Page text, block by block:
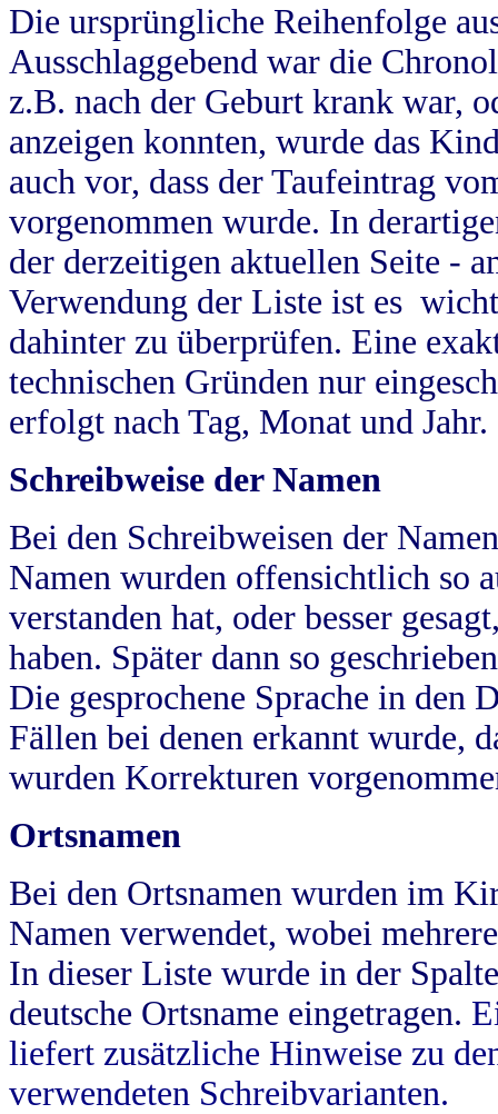
Die ursprüngliche Reihenfolge
Ausschlaggebend war die
z.B. nach der Geburt krank war,
anzeigen konnten, wurde das
auch vor, dass der Taufeintrag
vorgenommen wurde. In
der derzeitigen aktuellen Seite -
Verwendung der Liste ist es
dahinter zu überprüfen. Eine
technischen Gründen nur
erfolgt nach Tag, Monat und Jahr.
Schreibweise der Namen
Bei den Schreibweisen der
Namen wurden offensichtlich so
verstanden hat, oder besser
haben. Später dann so
Die gesprochene Sprache in
Fällen bei denen erkannt wurde,
wurden Korrekturen
Ortsnamen
Bei den Ortsnamen wurden im
Namen verwendet, wobei
In dieser Liste wurde in der
deutsche Ortsname eingetragen.
liefert zusätzliche Hinweise zu
verwendeten Schreibvarianten.